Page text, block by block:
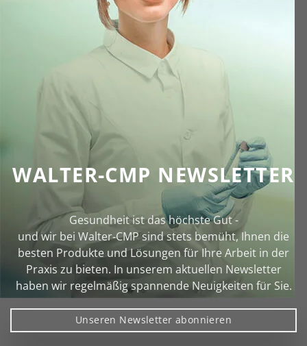
WALTER-CMP NEWSLETTER
Gesundheit ist das höchste Gut -
und wir bei Walter‑CMP sind stets bemüht, Ihnen die
besten Produkte und Lösungen für Ihre Arbeit in der
Praxis zu bieten. In unserem aktuellen Newsletter
haben wir regelmäßig spannende Neuigkeiten für Sie.
Unseren Newsletter abonnieren